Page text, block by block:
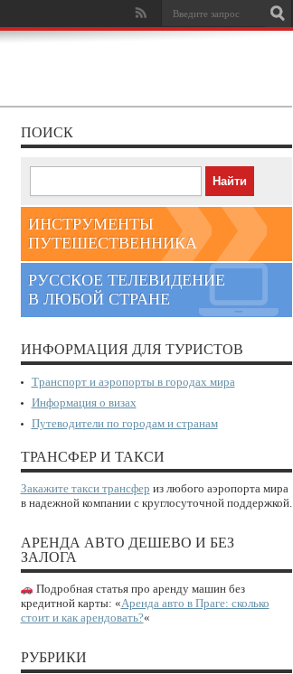
ПОИСК
ИНСТРУМЕНТЫ
ПУТЕШЕСТВЕННИКА
РУССКОЕ ТЕЛЕВИДЕНИЕ
В ЛЮБОЙ СТРАНЕ
ИНФОРМАЦИЯ ДЛЯ ТУРИСТОВ
Транспорт и аэропорты в городах мира
Информация о визах
Путеводители по городам и странам
ТРАНСФЕР И ТАКСИ
Закажите такси трансфер из любого аэропорта мира
в надежной компании с круглосуточной поддержкой.
АРЕНДА АВТО ДЕШЕВО И БЕЗ
ЗАЛОГА
Подробная статья про аренду машин без
кредитной карты: «Аренда авто в Праге: сколько
стоит и как арендовать?«
РУБРИКИ